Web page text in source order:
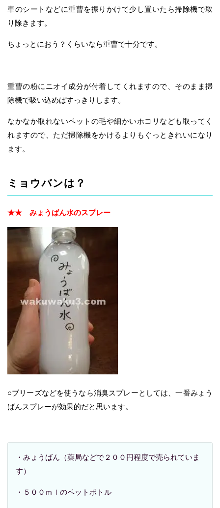
車のシートなどに重曹を振りかけて少し置いたら掃除機で取
り除きます。
ちょっとにおう？くらいなら重曹で十分です。
重曹の粉にニオイ成分が付着してくれますので、そのまま掃
除機で吸い込めばすっきりします。
なかなか取れないペットの毛や細かいホコリなども取ってく
れますので、ただ掃除機をかけるよりもぐっときれいになり
ます。
ミョウバンは？
★★ みょうばん水のスプレー
○ブリーズなどを使うなら消臭スプレーとしては、一番みょう
ばんスプレーが効果的だと思います。
・みょうばん（薬局などで２００円程度で売られていま
す）
・５００ｍｌのペットボトル